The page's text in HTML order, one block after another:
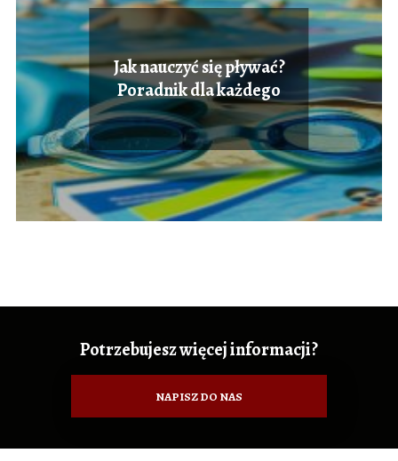
Jak nauczyć się pływać?
Poradnik dla każdego
Potrzebujesz więcej informacji?
NAPISZ DO NAS